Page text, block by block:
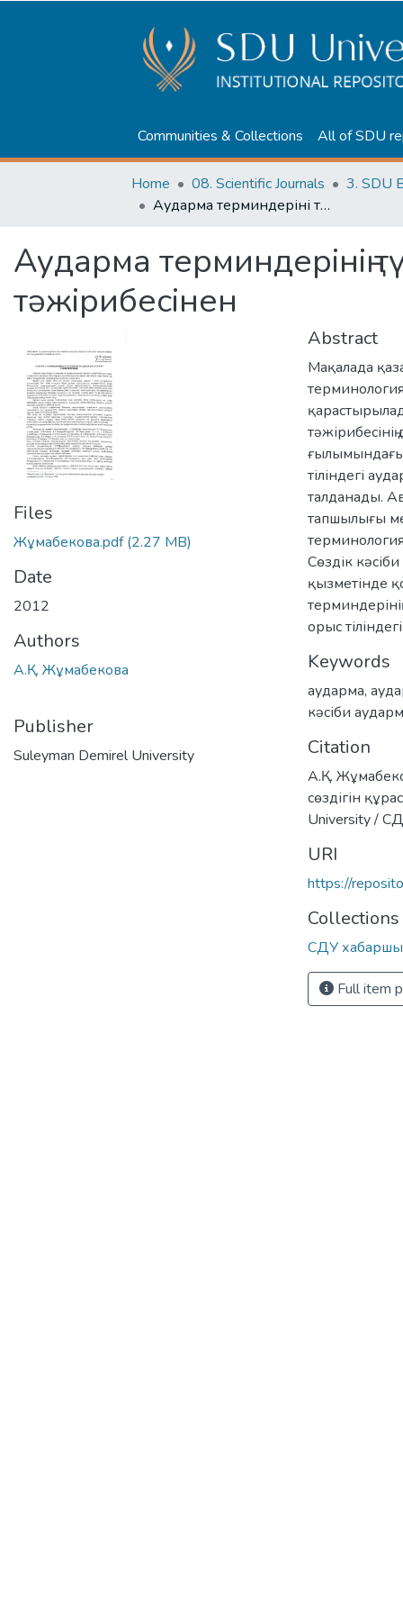
Communities & Collections All of SDU
Home 08. Scientific Journals
3. SDU
Аударма терминдерінің түсіндірме сөздігін құрастыру тәжірибесінен
Аударма терминдерінің
тәжірибесінен
Files
Жұмабекова.pdf(2.27 MB)
Date
2012
Authors
А.Қ. Жұмабекова
Publisher
Suleyman Demirel University
Abstract
Мақалада
ғылымындағы
тіліндегі
талданады.
тапшылығы
Сөздік
қызметінде
орыс
Keywords
аударма,
кәсіби
Citation
А.Қ.
сөздігін
University /
URI
https://
Collections
СДУ
Full item